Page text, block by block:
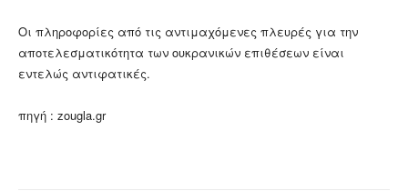
Οι πληροφορίες από τις αντιμαχόμενες πλευρές για την
αποτελεσματικότητα των ουκρανικών επιθέσεων είναι
εντελώς αντιφατικές.
πηγή : zougla.gr